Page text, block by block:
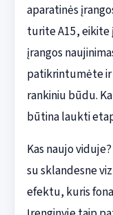
aparatinės
turite A15, eikite
įrangos
patikrintumėte
rankiniu būdu.
būtina laukti
Kas naujo
su sklandesne
efektu, kuris